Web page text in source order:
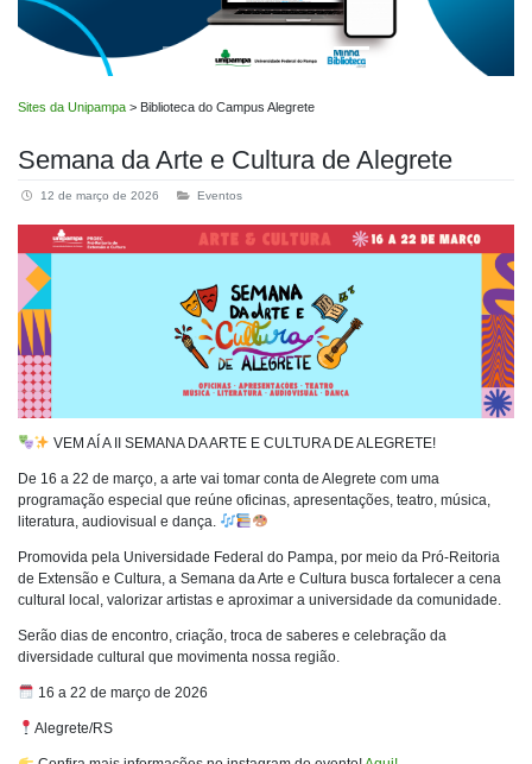
Sites da Unipampa > Biblioteca do Campus Alegrete
Semana da Arte e Cultura de Alegrete
12 de março de 2026 Eventos
VEM AÍ A II SEMANA DA ARTE E CULTURA DE ALEGRETE!
De 16 a 22 de março, a arte vai tomar conta de Alegrete com uma
programação especial que reúne oficinas, apresentações, teatro, música,
literatura, audiovisual e dança.
Promovida pela Universidade Federal do Pampa, por meio da Pró-Reitoria
de Extensão e Cultura, a Semana da Arte e Cultura busca fortalecer a cena
cultural local, valorizar artistas e aproximar a universidade da comunidade.
Serão dias de encontro, criação, troca de saberes e celebração da
diversidade cultural que movimenta nossa região.
16 a 22 de março de 2026
Alegrete/RS